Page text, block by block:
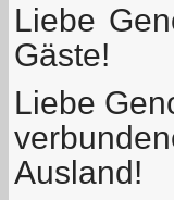
Liebe
Gäste!
Liebe
Ausland!